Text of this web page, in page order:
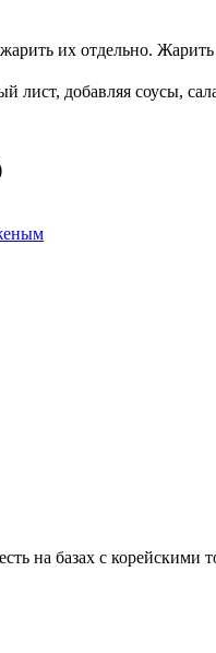
их отдельно.
лист, добавляя соусы,
на базах с корейскими